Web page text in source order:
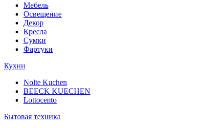
Мебель
Освещение
Декор
Кресла
Сумки
Фартуки
Кухни
Nolte Kuchen
BEECK KUECHEN
Lottocento
Бытовая техника